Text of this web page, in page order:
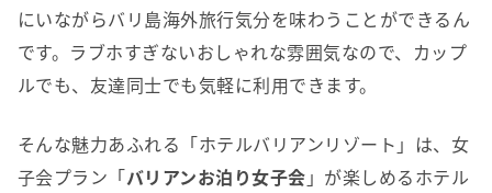
にいながらバリ島海外旅行気分を味わうことができるん
です。ラブホすぎないおしゃれな雰囲気なので、カップ
ルでも、友達同士でも気軽に利用できます。
そんな魅力あふれる「ホテルバリアンリゾート」は、女
子会プラン「バリアンお泊り女子会 」が楽しめるホテル